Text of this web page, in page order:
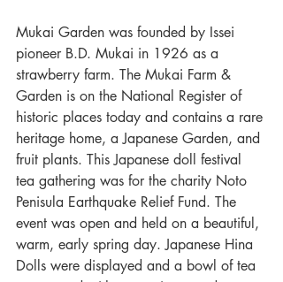
Mukai Garden was founded by Issei
pioneer B.D. Mukai in 1926 as a
strawberry farm. The Mukai Farm &
Garden is on the National Register of
historic places today and contains a rare
heritage home, a Japanese Garden, and
fruit plants. This Japanese doll festival
tea gathering was for the charity Noto
Penisula Earthquake Relief Fund. The
event was open and held on a beautiful,
warm, early spring day. Japanese Hina
Dolls were displayed and a bowl of tea